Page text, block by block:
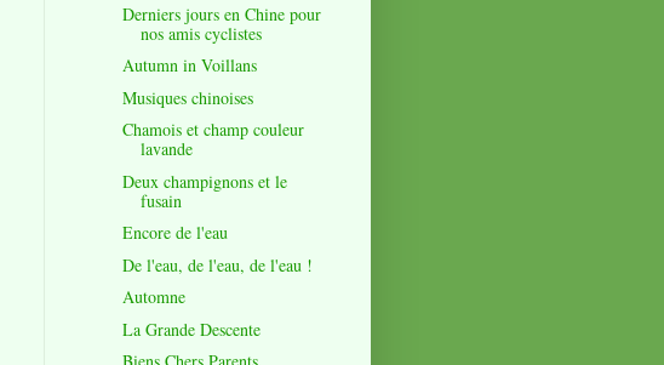
Derniers jours en Chine pour
nos amis cyclistes
Autumn in Voillans
Musiques chinoises
Chamois et champ couleur
lavande
Deux champignons et le
fusain
Encore de l'eau
De l'eau, de l'eau, de l'eau !
Automne
La Grande Descente